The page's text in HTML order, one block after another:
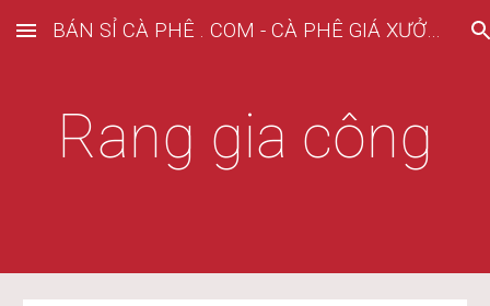
Skip to main content Skip to navigation
BÁN SỈ CÀ PHÊ . COM - CÀ PHÊ GIÁ XƯỞNG
Rang gia công